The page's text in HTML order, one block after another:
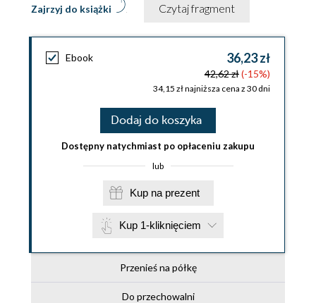
Zajrzyj do książki Czytaj fragment
Ebook 36,23 zł
42,62 zł(-15%)
34,15 zł najniższa cena z 30 dni
Dodaj do koszyka
Dostępny natychmiast po opłaceniu zakupu
lub
Kup na prezent
Kup 1-kliknięciem
Przenieś na półkę
Do przechowalni